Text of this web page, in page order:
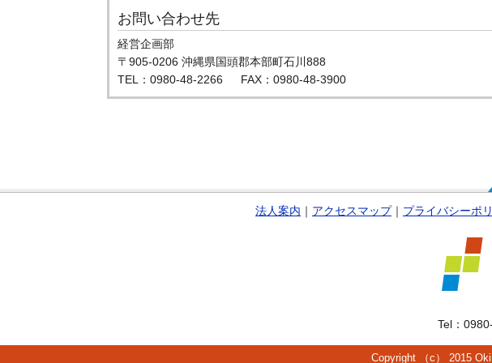
お問い合わせ先
経営企画部
〒905-0206 沖縄県国頭郡本部町石川888
TEL：0980-48-2266 FAX：0980-48-3900
法人案内 ｜ アクセスマップ｜ プライバシーポ
Tel：
Copyright （c） 2015